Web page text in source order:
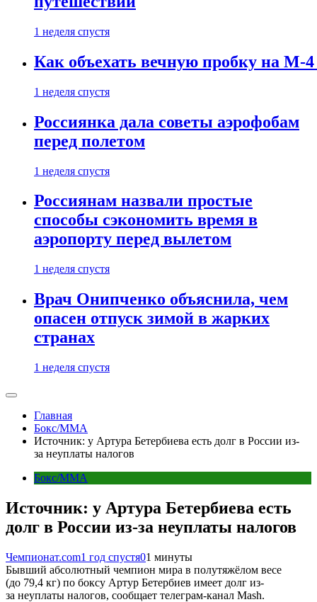
1 неделя спустя
Как объехать вечную пробку на М-
1 неделя спустя
Россиянка дала советы аэрофобам
перед полетом
1 неделя спустя
Россиянам назвали простые
способы сэкономить время в
аэропорту перед вылетом
1 неделя спустя
Врач Онипченко объяснила, чем
опасен отпуск зимой в жарких
странах
1 неделя спустя
Главная
Бокс/MMA
Источник: у Артура Бетербиева есть долг в России из-
за неуплаты налогов
Бокс/MMA
Источник: у Артура Бетербиева есть
долг в России из-за неуплаты налогов
Чемпионат.com1 год спустя01 минуты
Бывший абсолютный чемпион мира в полутяжёлом весе
(до 79,4 кг) по боксу Артур Бетербиев имеет долг из-
за неуплаты налогов, сообщает телеграм-канал Mash.